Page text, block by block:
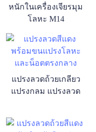
หนักในเครื่องเจียรมุม
โลหะ M14
แปรงลวดถ้วยเกลียว
แปรงกลม แปรงลวด